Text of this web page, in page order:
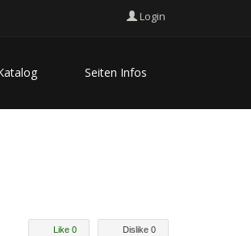
Login
Seiten Infos
Dislike 0
Like 0